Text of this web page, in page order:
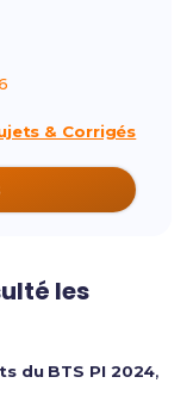
& Corrigés
les
du BTS PI 2024,